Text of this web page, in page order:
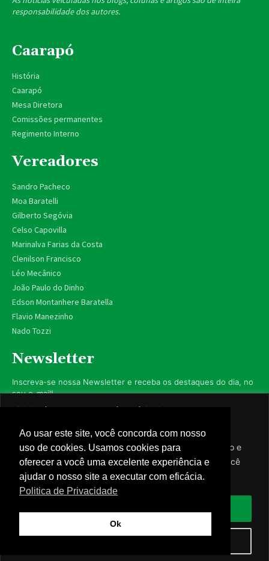
Valorizamos sua privacidade
Utilizamos cookies para aprimorar sua experiência de
navegação, exibir anúncios ou conteúdo personalizado e
analisar nosso tráfego. Ao clicar em “Aceitar todos”, você
concorda com nosso uso de cookies.
responsabilidade dos autores.
Caarapó
História
Caarapó
Mesa Diretora
Comissões permanentes
Regimento Interno
Vereadores
Sandro Pacheco
Moa Baratelli
Gilberto Segóvia
Celso Capovilla
Marinalva Farias da Costa
Clenilson Francisco
Léo Mecânico
João Paulo do Dinho
Edson Montanhere Baratella
Flavio Manezinho
Nado Tozzi
Newsletter
Inscreva-se nossa Newsletter e receba os destaques do dia, no
seu e-mail!
Inscrever-se
Nós respeitamos sua privacidade.
Ao usar este site, você concorda com nosso
uso de cookies. Usamos cookies para
oferecer a você uma excelente experiência e
ajudar o nosso site a executar com eficácia.
Politica de Privacidade
Ok